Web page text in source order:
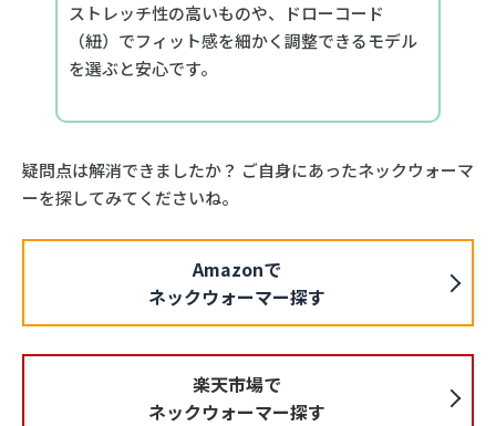
ストレッチ性の高いものや、ドローコード
（紐）でフィット感を細かく調整できるモデル
を選ぶと安心です。
疑問点は解消できましたか？ ご自身にあったネックウォーマ
ーを探してみてくださいね。
Amazonで
ネックウォーマー探す
楽天市場で
ネックウォーマー探す